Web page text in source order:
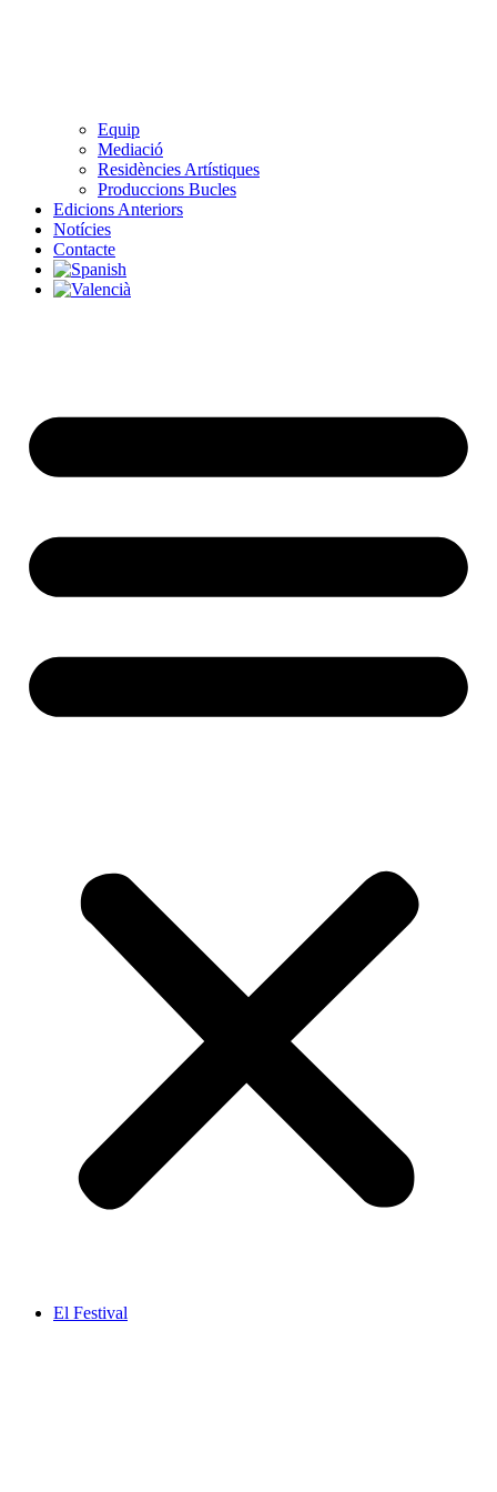
Equip
Mediació
Residències Artístiques
Produccions Bucles
Edicions Anteriors
Notícies
Contacte
El Festival